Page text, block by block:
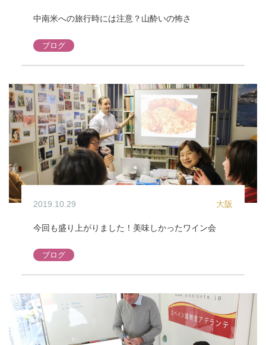
中南米への旅行時には注意？山酔いの怖さ
ブログ
2019.10.29 大阪
今回も盛り上がりました！美味しかったワイン会
ブログ